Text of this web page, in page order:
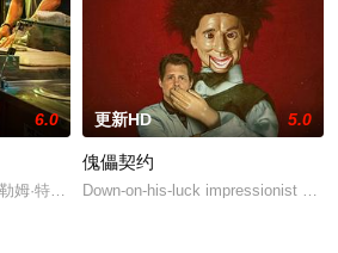
薇进行交往，一场错位的爱情故事由此展开。
福故事、追梦故事。脱贫不松劲，致富再出
6.0
姆·特纳 饰）和满怀浪漫情怀和希望的艾莉（
更新HD 5.0
傀儡契约
Down-on-his-luck impressionist